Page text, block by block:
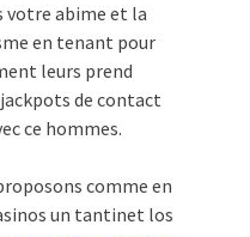
abime et la
en tenant pour
leurs prend
de contact
ce hommes.
comme en
un tantinet los